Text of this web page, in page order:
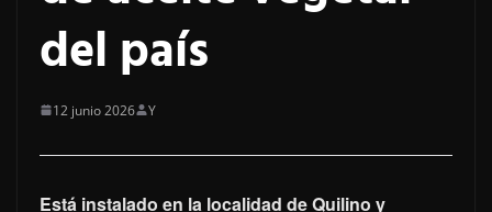
del país
12 junio 2026 Y
Está instalado en la localidad de Quilino y